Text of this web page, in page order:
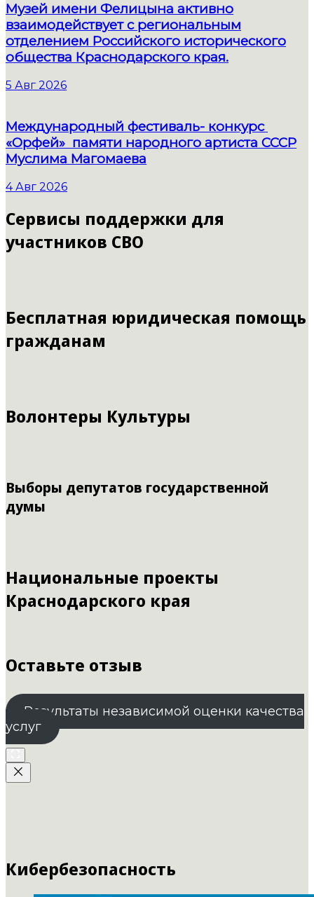
Музей имени Фелицына активно
взаимодействует с региональным
отделением Российского исторического
общества Краснодарского края.
5 Авг 2026
Международный фестиваль- конкурс
«Орфей» памяти народного артиста СССР
Муслима Магомаева
4 Авг 2026
Сервисы поддержки для
участников СВО
Бесплатная юридическая помощь
гражданам
Волонтеры Культуры
Выборы депутатов государственной
думы
Национальные проекты
Краснодарского края
Оставьте отзыв
Результаты независимой оценки качества
услуг
Кибербезопасность